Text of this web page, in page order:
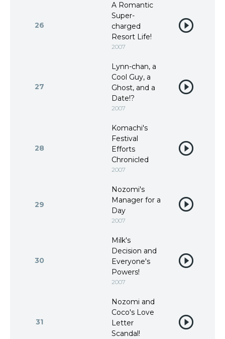
26
A Romantic
Super-
charged
Resort Life!
2007
27
Lynn-chan, a
Cool Guy, a
Ghost, and a
Date!?
2007
28
Komachi's
Festival
Efforts
Chronicled
2007
29
Nozomi's
Manager for a
Day
2007
30
Milk's
Decision and
Everyone's
Powers!
2007
31
Nozomi and
Coco's Love
Letter
Scandal!